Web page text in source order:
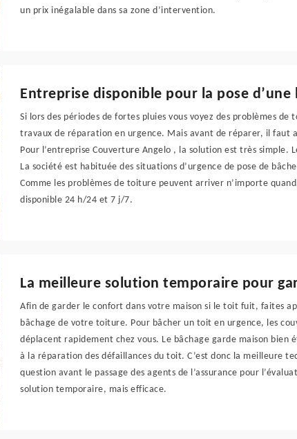
un prix inégalable dans sa zone d’intervention.
Entreprise disponible pour la pose d’une
Si lors des périodes de fortes pluies vous voyez des problèmes
travaux de réparation en urgence. Mais avant de réparer, il faut
Pour l’entreprise Couverture Angelo , la solution est très simple.
La société est habituée des situations d’urgence de pose de
Comme les problèmes de toiture peuvent arriver n’importe
disponible 24 h/24 et 7 j/7.
La meilleure solution temporaire pour
Afin de garder le confort dans votre maison si le toit fuit, faites
bâchage de votre toiture. Pour bâcher un toit en urgence, les
déplacent rapidement chez vous. Le bâchage garde maison
à la réparation des défaillances du toit. C’est donc la meilleure
question avant le passage des agents de l’assurance pour
solution temporaire, mais efficace.